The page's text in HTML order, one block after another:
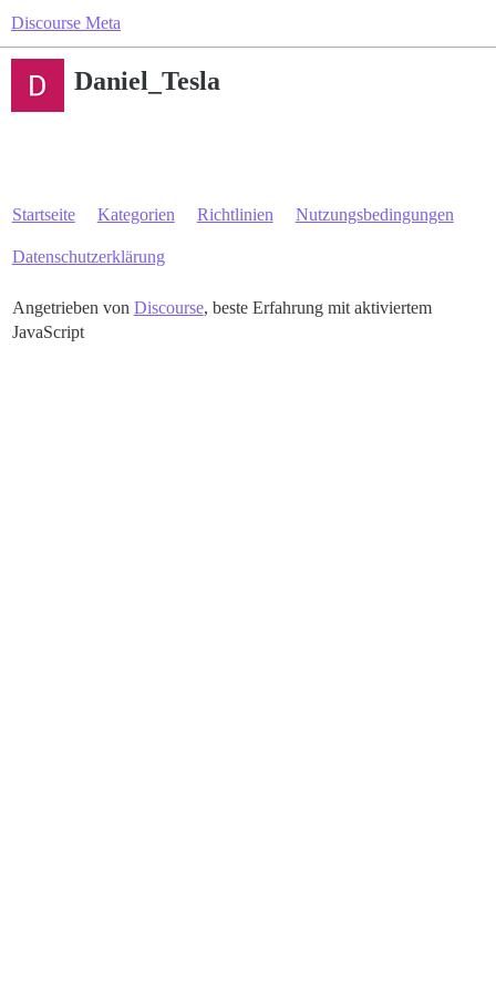
Discourse Meta
Daniel_Tesla
Startseite Kategorien Richtlinien Nutzungsbedingungen
Datenschutzerklärung
Angetrieben von Discourse, beste Erfahrung mit aktiviertem
JavaScript